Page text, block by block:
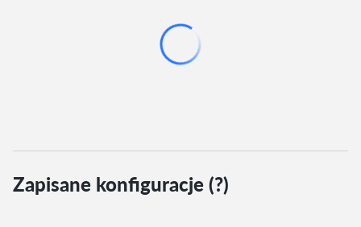
Zapisane konfiguracje (?)